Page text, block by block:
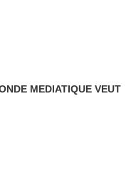
MEDIATIQUE VEUT